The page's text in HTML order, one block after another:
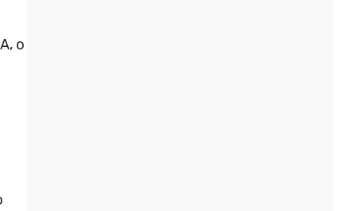
o